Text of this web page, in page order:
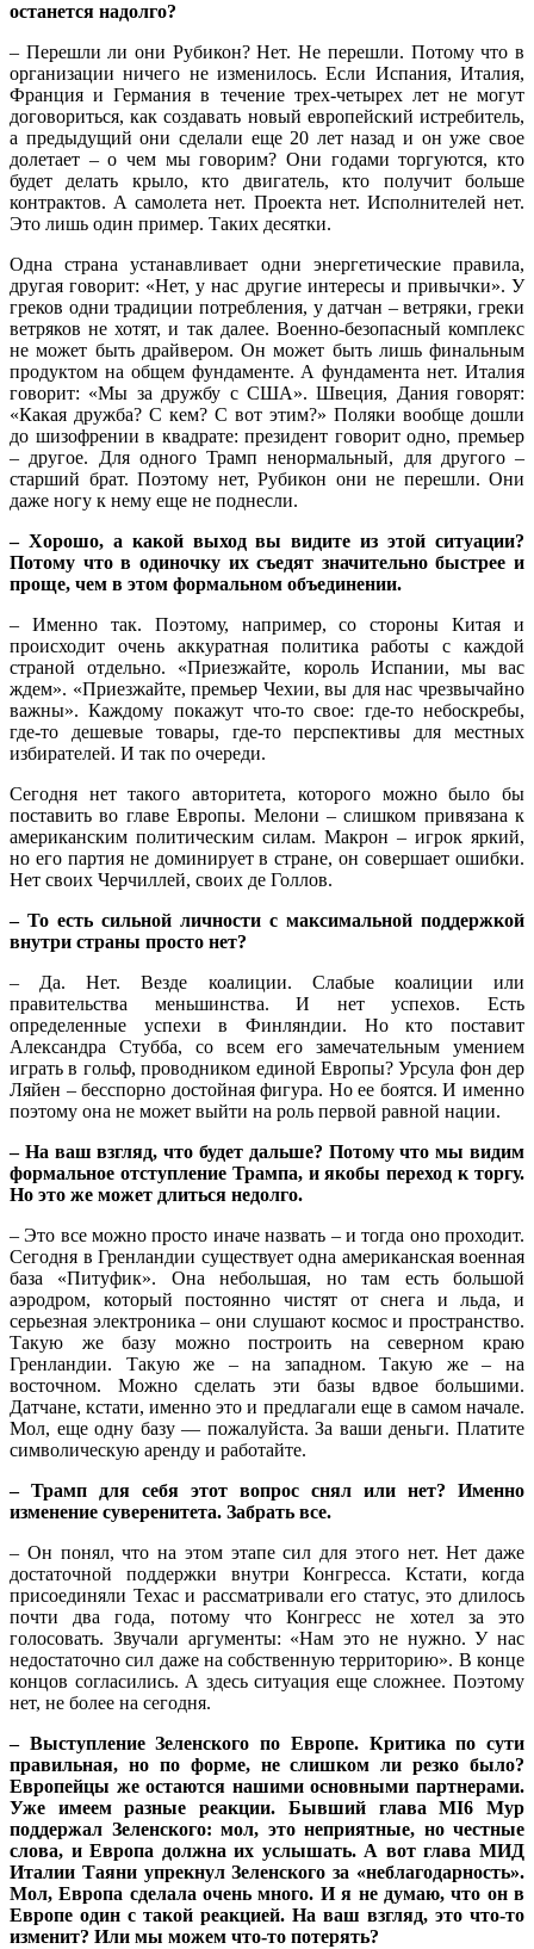
останется надолго?
– Перешли ли они Рубикон? Нет. Не перешли. Потому что в
организации ничего не изменилось. Если Испания, Италия,
Франция и Германия в течение трех-четырех лет не могут
договориться, как создавать новый европейский истребитель,
а предыдущий они сделали еще 20 лет назад и он уже свое
долетает – о чем мы говорим? Они годами торгуются, кто
будет делать крыло, кто двигатель, кто получит больше
контрактов. А самолета нет. Проекта нет. Исполнителей нет.
Это лишь один пример. Таких десятки.
Одна страна устанавливает одни энергетические правила,
другая говорит: «Нет, у нас другие интересы и привычки». У
греков одни традиции потребления, у датчан – ветряки, греки
ветряков не хотят, и так далее. Военно-безопасный комплекс
не может быть драйвером. Он может быть лишь финальным
продуктом на общем фундаменте. А фундамента нет. Италия
говорит: «Мы за дружбу с США». Швеция, Дания говорят:
«Какая дружба? С кем? С вот этим?» Поляки вообще дошли
до шизофрении в квадрате: президент говорит одно, премьер
– другое. Для одного Трамп ненормальный, для другого –
старший брат. Поэтому нет, Рубикон они не перешли. Они
даже ногу к нему еще не поднесли.
– Хорошо, а какой выход вы видите из этой ситуации?
Потому что в одиночку их съедят значительно быстрее и
проще, чем в этом формальном объединении.
– Именно так. Поэтому, например, со стороны Китая и
происходит очень аккуратная политика работы с каждой
страной отдельно. «Приезжайте, король Испании, мы вас
ждем». «Приезжайте, премьер Чехии, вы для нас чрезвычайно
важны». Каждому покажут что-то свое: где-то небоскребы,
где-то дешевые товары, где-то перспективы для местных
избирателей. И так по очереди.
Сегодня нет такого авторитета, которого можно было бы
поставить во главе Европы. Мелони – слишком привязана к
американским политическим силам. Макрон – игрок яркий,
но его партия не доминирует в стране, он совершает ошибки.
Нет своих Черчиллей, своих де Голлов.
– То есть сильной личности с максимальной поддержкой
внутри страны просто нет?
– Да. Нет. Везде коалиции. Слабые коалиции или
правительства меньшинства. И нет успехов. Есть
определенные успехи в Финляндии. Но кто поставит
Александра Стубба, со всем его замечательным умением
играть в гольф, проводником единой Европы? Урсула фон дер
Ляйен – бесспорно достойная фигура. Но ее боятся. И именно
поэтому она не может выйти на роль первой равной нации.
– На ваш взгляд, что будет дальше? Потому что мы видим
формальное отступление Трампа, и якобы переход к торгу.
Но это же может длиться недолго.
– Это все можно просто иначе назвать – и тогда оно проходит.
Сегодня в Гренландии существует одна американская военная
база «Питуфик». Она небольшая, но там есть большой
аэродром, который постоянно чистят от снега и льда, и
серьезная электроника – они слушают космос и пространство.
Такую же базу можно построить на северном краю
Гренландии. Такую же – на западном. Такую же – на
восточном. Можно сделать эти базы вдвое большими.
Датчане, кстати, именно это и предлагали еще в самом начале.
Мол, еще одну базу — пожалуйста. За ваши деньги. Платите
символическую аренду и работайте.
– Трамп для себя этот вопрос снял или нет? Именно
изменение суверенитета. Забрать все.
– Он понял, что на этом этапе сил для этого нет. Нет даже
достаточной поддержки внутри Конгресса. Кстати, когда
присоединяли Техас и рассматривали его статус, это длилось
почти два года, потому что Конгресс не хотел за это
голосовать. Звучали аргументы: «Нам это не нужно. У нас
недостаточно сил даже на собственную территорию». В конце
концов согласились. А здесь ситуация еще сложнее. Поэтому
нет, не более на сегодня.
– Выступление Зеленского по Европе. Критика по сути
правильная, но по форме, не слишком ли резко было?
Европейцы же остаются нашими основными партнерами.
Уже имеем разные реакции. Бывший глава MI6 Мур
поддержал Зеленского: мол, это неприятные, но честные
слова, и Европа должна их услышать. А вот глава МИД
Италии Таяни упрекнул Зеленского за «неблагодарность».
Мол, Европа сделала очень много. И я не думаю, что он в
Европе один с такой реакцией. На ваш взгляд, это что-то
изменит? Или мы можем что-то потерять?